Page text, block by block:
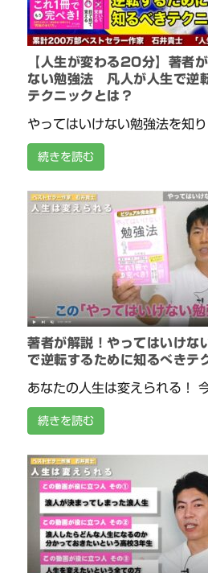
【人生が変わる20分】著者
ない勉強法 凡人が人生で逆
テクニックとは？
やってはいけない勉強法を知り
続きを読む
著者が解説！やってはいけ
で逆転するために知るべきテ
あなたの人生は変えられる！
続きを読む